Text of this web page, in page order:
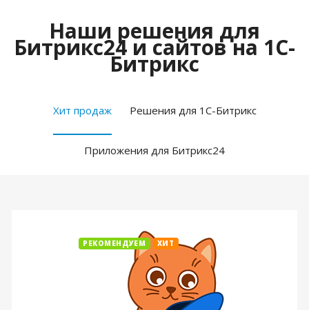
Наши решения для
Битрикс24 и сайтов на 1С-
Битрикс
Хит продаж Решения для 1С-Битрикс
Приложения для Битрикс24
РЕКОМЕНДУЕМ ХИТ